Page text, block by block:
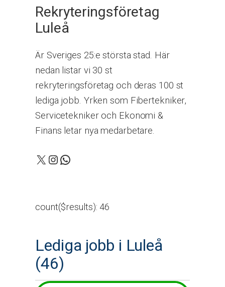
Rekryteringsföretag
Luleå
Är Sveriges 25:e största stad. Här
nedan listar vi 30 st
rekryteringsföretag och deras 100 st
lediga jobb. Yrken som Fibertekniker,
Servicetekniker och Ekonomi &
Finans letar nya medarbetare.
X Instagram WhatsApp
count($results): 46
Lediga jobb i Luleå
(46)